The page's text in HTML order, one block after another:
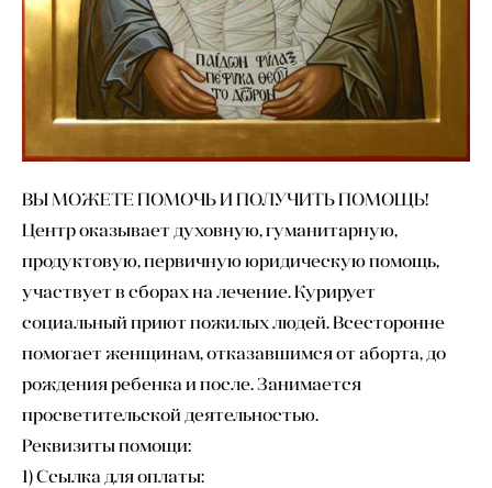
ВЫ МОЖЕТЕ ПОМОЧЬ И ПОЛУЧИТЬ ПОМОЩЬ!
Центр оказывает духовную, гуманитарную,
продуктовую, первичную юридическую помощь,
участвует в сборах на лечение. Курирует
социальный приют пожилых людей. Всесторонне
помогает женщинам, отказавшимся от аборта, до
рождения ребенка и после. Занимается
просветительской деятельностью.
Реквизиты помощи:
1) Ссылка для оплаты: